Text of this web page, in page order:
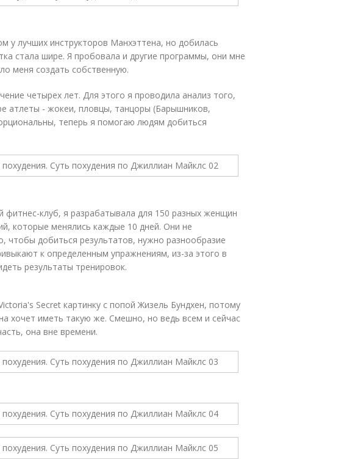
у лучших инструкторов Манхэттена, но добилась
стала шире. Я пробовала и другие программы, они мне
меня создать собственную.
четырех лет. Для этого я проводила анализ того,
атлеты - жокеи, пловцы, танцоры (Барышников,
теперь я помогаю людям добиться
клуб, я разрабатывала для 150 разных женщин
которые менялись каждые 10 дней. Они не
чтобы добиться результатов, нужно разнообразие
к определенным упражнениям, из-за этого в
результаты тренировок.
Secret картинку с попой Жизель Бундхен, потому
хочет иметь такую же. Смешно, но ведь всем и сейчас
она вне времени.